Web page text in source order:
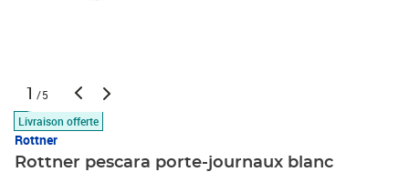
1 /5
Livraison offerte
Rottner
Rottner pescara porte-journaux blanc